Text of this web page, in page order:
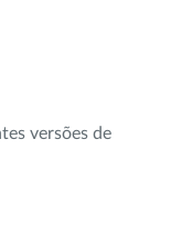
versões de